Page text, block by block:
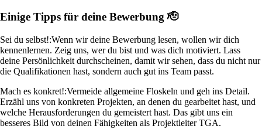
Einige Tipps für deine Bewerbung 🫡
Sei du selbst!:Wenn wir deine Bewerbung lesen, wollen wir dich
kennenlernen. Zeig uns, wer du bist und was dich motiviert. Lass
deine Persönlichkeit durchscheinen, damit wir sehen, dass du nicht nur
die Qualifikationen hast, sondern auch gut ins Team passt.
Mach es konkret!:Vermeide allgemeine Floskeln und geh ins Detail.
Erzähl uns von konkreten Projekten, an denen du gearbeitet hast, und
welche Herausforderungen du gemeistert hast. Das gibt uns ein
besseres Bild von deinen Fähigkeiten als Projektleiter TGA.